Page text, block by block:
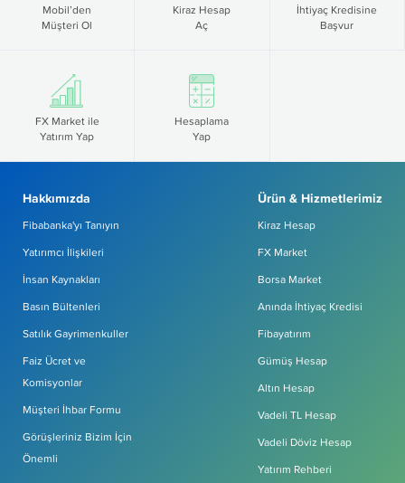
Mobil’den
Müşteri Ol
Kiraz Hesap
Aç
İhtiyaç Kredisine
Başvur
FX Market ile
Yatırım Yap
Hesaplama
Yap
Hakkımızda
Fibabanka'yı Tanıyın
Yatırımcı İlişkileri
İnsan Kaynakları
Basın Bültenleri
Satılık Gayrimenkuller
Faiz Ücret ve
Komisyonlar
Müşteri İhbar Formu
Görüşleriniz Bizim İçin
Önemli
Ürün & Hizmetlerimiz
Kiraz Hesap
FX Market
Borsa Market
Anında İhtiyaç Kredisi
Fibayatırım
Gümüş Hesap
Altın Hesap
Vadeli TL Hesap
Vadeli Döviz Hesap
Yatırım Rehberi